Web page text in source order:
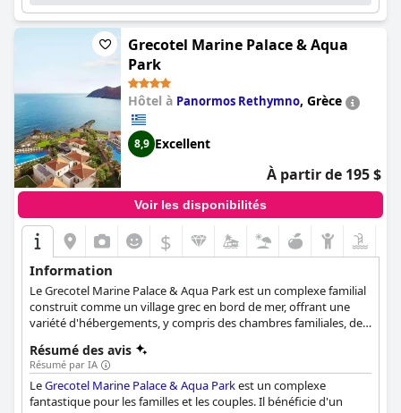
Grecotel Marine Palace & Aqua
Park
Hôtel à Panormos Rethymno, Grèce
8,9 Excellent
À partir de 195 $
Voir les disponibilités
$
Information
Le Grecotel Marine Palace & Aqua Park est un complexe familial
construit comme un village grec en bord de mer, offrant une
variété d'hébergements, y compris des chambres familiales, des
Marina près du parc aquatique. Les clients peuvent profiter de
nombreuses activités au Grecoland Club, à l'école des sirènes et
à la ferme crétoise traditionnelle Agreco, et s'amuser dans les
piscines exotiques du complexe et dans le vaste parc aquatique
Résumé des avis
Résumé par IA
LeGrecotel Marine Palace & Aqua Parkest un complexe
fantastique pour les familles et les couples. Il bénéficie d'un